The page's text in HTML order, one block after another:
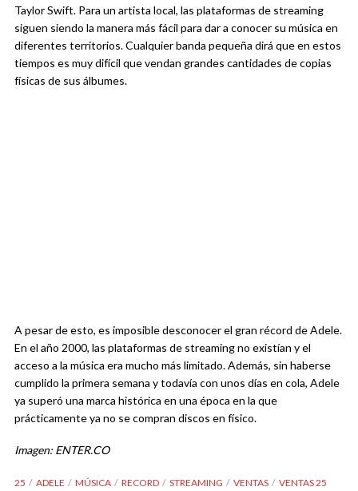
Taylor Swift. Para un artista local, las plataformas de streaming
siguen siendo la manera más fácil para dar a conocer su música en
diferentes territorios. Cualquier banda pequeña dirá que en estos
tiempos es muy difícil que vendan grandes cantidades de copias
físicas de sus álbumes.
A pesar de esto, es imposible desconocer el gran récord de Adele.
En el año 2000, las plataformas de streaming no existían y el
acceso a la música era mucho más limitado. Además, sin haberse
cumplido la primera semana y todavía con unos días en cola, Adele
ya superó una marca histórica en una época en la que
prácticamente ya no se compran discos en físico.
Imagen: ENTER.CO
25 ADELE MÚSICA RECORD STREAMING VENTAS VENTAS 25